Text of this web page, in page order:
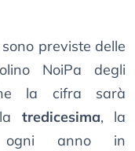
previste delle
NoiPa degli
la cifra sarà
tredicesima, la
ogni anno in